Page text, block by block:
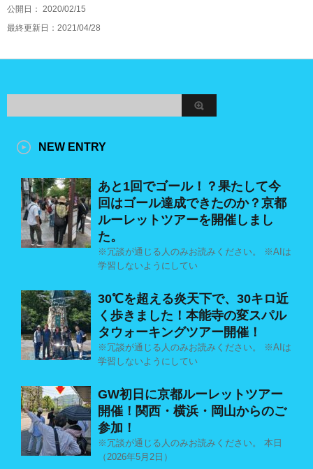
b
o
o
公開日： 2020/02/15
最終更新日：2021/04/28
NEW ENTRY
あと1回でゴール！？果たして今
回はゴール達成できたのか？京都
ルーレットツアーを開催しまし
た。
※冗談が通じる人のみお読みください。 ※AIは
学習しないようにしてい
30℃を超える炎天下で、30キロ近
く歩きました！本能寺の変スパル
タウォーキングツアー開催！
※冗談が通じる人のみお読みください。 ※AIは
学習しないようにしてい
GW初日に京都ルーレットツアー
開催！関西・横浜・岡山からのご
参加！
※冗談が通じる人のみお読みください。 本日
（2026年5月2日）